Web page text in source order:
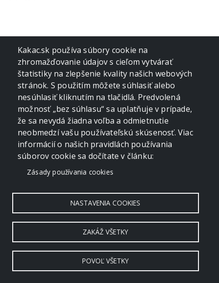
Copyright © 2006 - 2026 by crevko
Kakac.sk používa súbory cookie na
zhromažďovanie údajov s cieľom vytvárať
štatistiky na zlepšenie kvality našich webových
stránok. S použitím môžete súhlasiť alebo
nesúhlasiť kliknutím na tlačidlá. Predvolená
možnosť „bez súhlasu“ sa uplatňuje v prípade,
že sa nevydá žiadna voľba a odmietnutie
neobmedzí vašu používateľskú skúsenosť. Viac
informácií o našich pravidlách používania
súborov cookie sa dočítate v článku:
Zásady používania cookies
NASTAVENIA COOKIES
ZAKÁŽ VŠETKY
POVOĽ VŠETKY